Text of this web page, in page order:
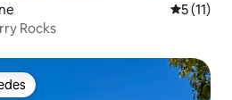
5 (11)
Rocks
preferido